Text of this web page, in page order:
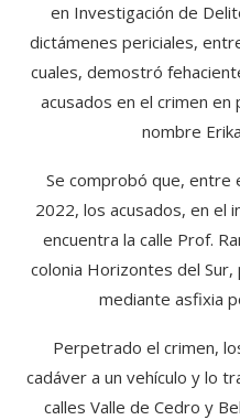
en Investigación de
dictámenes periciales,
cuales, demostró
acusados en el crimen
nombre
Se comprobó que, entre
2022, los acusados, en el
encuentra la calle Prof.
colonia Horizontes del Sur,
mediante asfixia
Perpetrado el crimen,
cadáver a un vehículo y lo
calles Valle de Cedro y